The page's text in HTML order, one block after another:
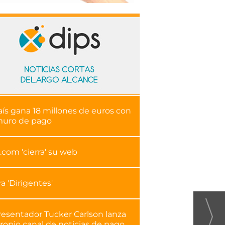
gana 18 millones de euros con
de pago
'cierra' su web
'Dirigentes'
Tucker Carlson lanza